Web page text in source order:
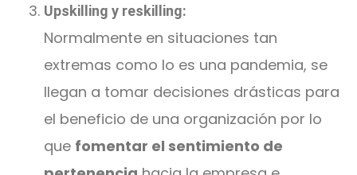
Upskilling y reskilling:
Normalmente en situaciones tan
extremas como lo es una pandemia, se
llegan a tomar decisiones drásticas para
el beneficio de una organización por lo
que fomentar el sentimiento de